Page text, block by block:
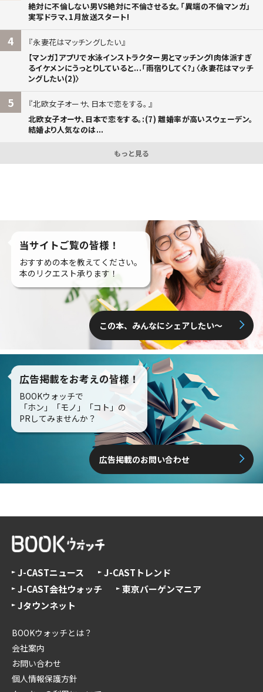
絶対に不倫しない男VS絶対に不倫させる女。「異端の不倫マンガ」
実写ドラマ、1月放送スタート!
4
永妻花はマッチングしたい
【マンガ】アプリで水泳インストラクター男とマッチング!肉体派すぎ
るイケメンにうっとりしていると...「雨宿りしてく?」〈永妻花はマッチ
ングしたい(2)〉
5
北欧女子オーサ、日本で恋をする。
北欧女子オーサ、日本で恋をする。:(7) 離婚率が高いスウェーデン。
結婚より人気なのは...
もっと見る
当サイトご覧の皆様！
おすすめの本を教えてください。
本のリクエスト承ります！
この本、みんなにシェアしたい〜
広告掲載をお考えの皆様！
BOOKウォッチで
「ホン」「モノ」「コト」の
PRしてみませんか？
広告掲載のお問い合わせ
J-CASTニュース
J-CASTトレンド
J-CAST会社ウォッチ
東京バーゲンマニア
Jタウンネット
BOOKウォッチとは？
会社案内
お問い合わせ
個人情報保護方針